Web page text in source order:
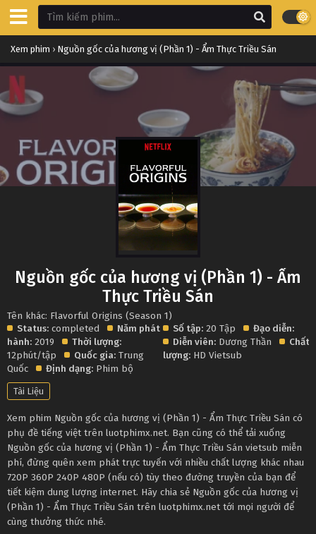
Xem phim › Nguồn gốc của hương vị (Phần 1) - Ẩm Thực Triều Sán
Nguồn gốc của hương vị (Phần 1) - Ẩm
Thực Triều Sán
Tên khác: Flavorful Origins (Season 1)
Status: completed
Năm phát
hành: 2019
Thời lượng:
12phút/tập
Quốc gia: Trung
Quốc
Định dạng: Phim bộ
Số tập: 20 Tập
Đạo diễn:
Diễn viên: Dương Thần
Chất
lượng: HD Vietsub
Tài Liệu
Xem phim Nguồn gốc của hương vị (Phần 1) - Ẩm Thực Triều Sán có
phụ đề tiếng việt trên luotphimx.net. Bạn cũng có thể tải xuống
Nguồn gốc của hương vị (Phần 1) - Ẩm Thực Triều Sán vietsub miễn
phí, đừng quên xem phát trực tuyến với nhiều chất lượng khác nhau
720P 360P 240P 480P (nếu có) tùy theo đường truyền của bạn để
tiết kiệm dung lượng internet. Hãy chia sẻ Nguồn gốc của hương vị
(Phần 1) - Ẩm Thực Triều Sán trên luotphimx.net tới mọi người để
cùng thưởng thức nhé.